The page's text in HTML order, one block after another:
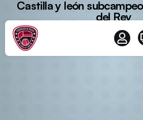
Castilla y león
del Rey